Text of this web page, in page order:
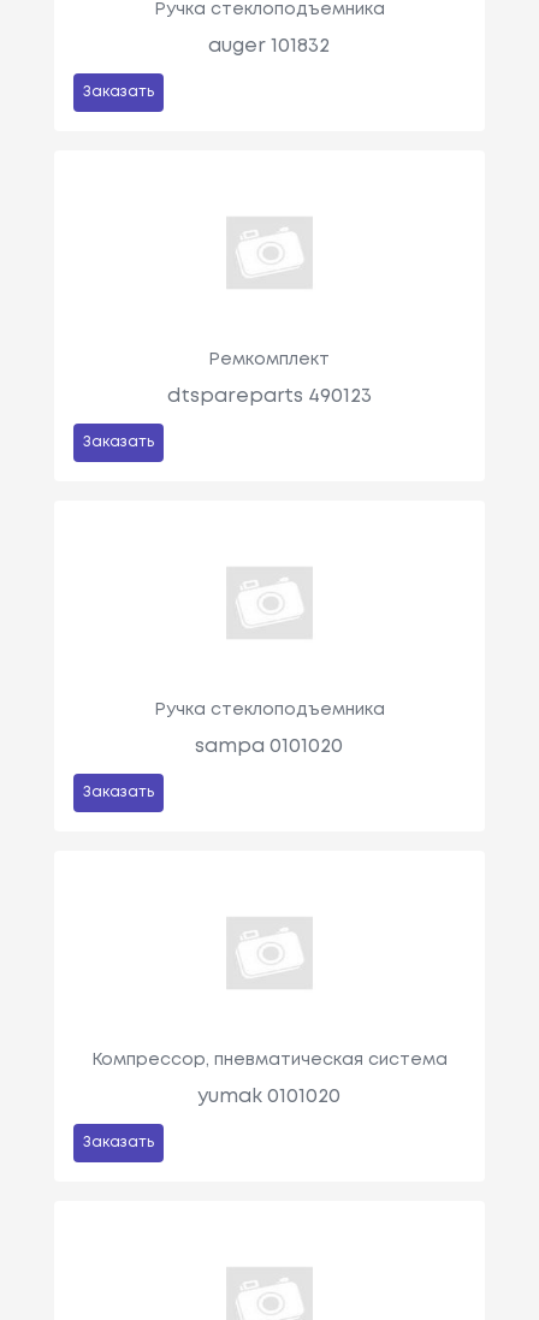
Ручка стеклоподъемника
auger 101832
Заказать
Ремкомплект
dtspareparts 490123
Заказать
Ручка стеклоподъемника
sampa 0101020
Заказать
Компрессор, пневматическая система
yumak 0101020
Заказать